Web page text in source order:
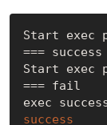
Start exec
=== success
Start exec
=== fail